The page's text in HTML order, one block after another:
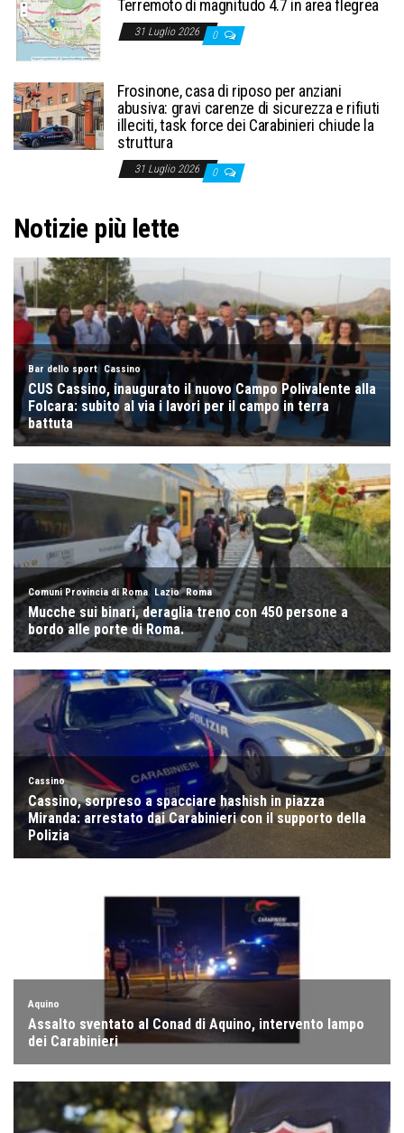
Terremoto di magnitudo 4.7 in area flegrea
31 Luglio 2026 0
Frosinone, casa di riposo per anziani
abusiva: gravi carenze di sicurezza e rifiuti
illeciti, task force dei Carabinieri chiude la
struttura
31 Luglio 2026 0
Notizie più lette